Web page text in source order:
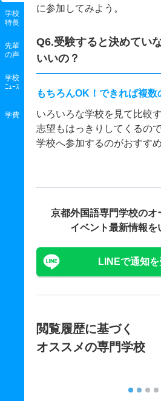
学校
特長
先輩
の声
学校
ﾆｭｰｽ
学費
に参加してみよう。
Q6.受験すると決めてい
いいの？
もちろんOK！できれば複数
いろいろな学校を見て比較
志望もはっきりしてくるの
学校へ参加するのがおすすめ
京都外国語専門学校のオ
イベント最新情報を
LINEで通知
閲覧履歴に基づく
オススメの専門学校